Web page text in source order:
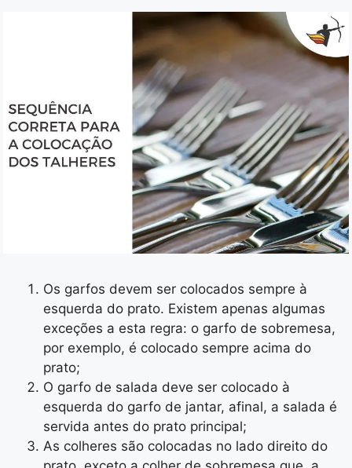
Os garfos devem ser colocados sempre à
esquerda do prato. Existem apenas algumas
exceções a esta regra: o garfo de sobremesa,
por exemplo, é colocado sempre acima do
prato;
O garfo de salada deve ser colocado à
esquerda do garfo de jantar, afinal, a salada é
servida antes do prato principal;
As colheres são colocadas no lado direito do